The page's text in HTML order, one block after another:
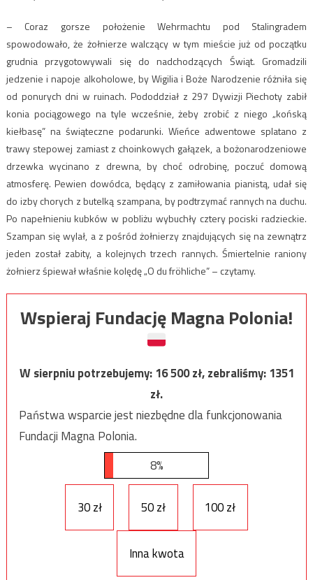
– Coraz gorsze położenie Wehrmachtu pod Stalingradem
spowodowało, że żołnierze walczący w tym mieście już od początku
grudnia przygotowywali się do nadchodzących Świąt. Gromadzili
jedzenie i napoje alkoholowe, by Wigilia i Boże Narodzenie różniła się
od ponurych dni w ruinach. Pododdział z 297 Dywizji Piechoty zabił
konia pociągowego na tyle wcześnie, żeby zrobić z niego „końską
kiełbasę” na świąteczne podarunki. Wieńce adwentowe splatano z
trawy stepowej zamiast z choinkowych gałązek, a bożonarodzeniowe
drzewka wycinano z drewna, by choć odrobinę, poczuć domową
atmosferę. Pewien dowódca, będący z zamiłowania pianistą, udał się
do izby chorych z butelką szampana, by podtrzymać rannych na duchu.
Po napełnieniu kubków w pobliżu wybuchły cztery pociski radzieckie.
Szampan się wylał, a z pośród żołnierzy znajdujących się na zewnątrz
jeden został zabity, a kolejnych trzech rannych. Śmiertelnie raniony
żołnierz śpiewał właśnie kolędę „O du fröhliche” – czytamy.
Wspieraj Fundację Magna Polonia!
W sierpniu potrzebujemy:16 500zł, zebraliśmy:1351
zł.
Państwa wsparcie jest niezbędne dla funkcjonowania
Fundacji Magna Polonia.
8%
30 zł 50 zł 100 zł
Inna kwota